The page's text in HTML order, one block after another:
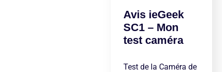
Avis ieGeek
SC1 – Mon
test caméra
Test de la Caméra de